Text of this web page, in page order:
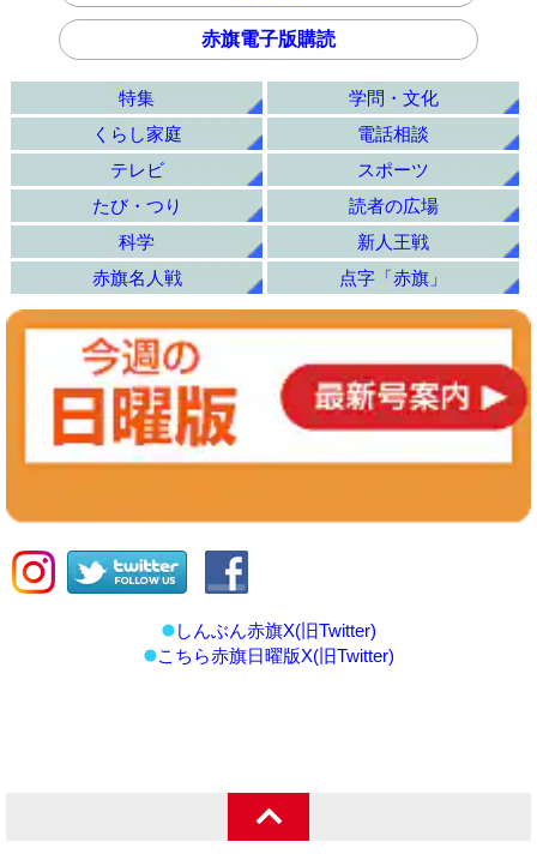
赤旗電子版購読
特集
学問・文化
くらし家庭
電話相談
テレビ
スポーツ
たび・つり
読者の広場
科学
新人王戦
赤旗名人戦
点字「赤旗」
しんぶん赤旗X(旧Twitter)
こちら赤旗日曜版X(旧Twitter)